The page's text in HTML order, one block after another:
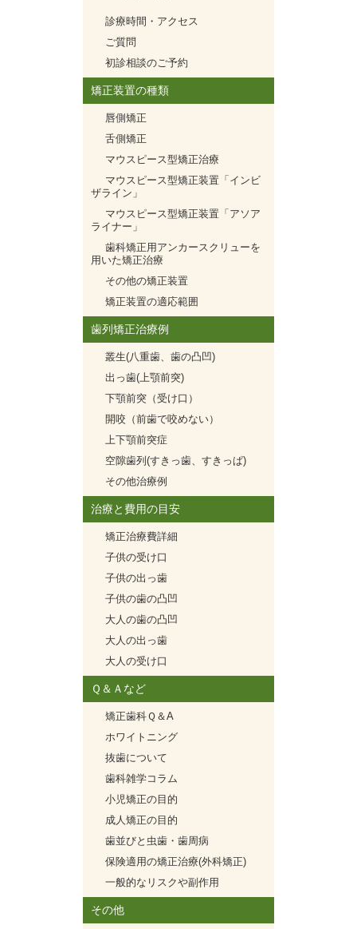
診療時間・アクセス
ご質問
初診相談のご予約
矯正装置の種類
唇側矯正
舌側矯正
マウスピース型矯正治療
マウスピース型矯正装置「インビ
ザライン」
マウスピース型矯正装置「アソア
ライナー」
歯科矯正用アンカースクリューを
用いた矯正治療
その他の矯正装置
矯正装置の適応範囲
歯列矯正治療例
叢生(八重歯、歯の凸凹)
出っ歯(上顎前突)
下顎前突（受け口）
開咬（前歯で咬めない）
上下顎前突症
空隙歯列(すきっ歯、すきっぱ)
その他治療例
治療と費用の目安
矯正治療費詳細
子供の受け口
子供の出っ歯
子供の歯の凸凹
大人の歯の凸凹
大人の出っ歯
大人の受け口
Ｑ＆Ａなど
矯正歯科Ｑ＆A
ホワイトニング
抜歯について
歯科雑学コラム
小児矯正の目的
成人矯正の目的
歯並びと虫歯・歯周病
保険適用の矯正治療(外科矯正)
一般的なリスクや副作用
その他